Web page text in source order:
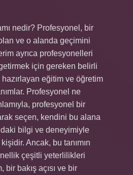
nedir? Profesyonel, bir
ve o alanda geçimini
ayrıca profesyonelleri
için gereken belirli
eğitim ve öğretim
Profesyonel ne
profesyonel bir
seçen, kendini bu alana
bilgi ve deneyimiyle
Ancak, bu tanımın
çeşitli yeterlilikleri
bir bakış açısı ve bir